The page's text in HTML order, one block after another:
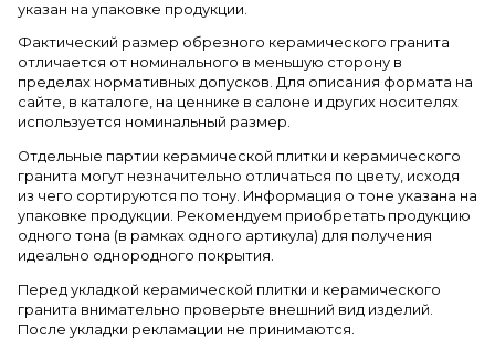
указан на упаковке продукции.
Фактический размер обрезного керамического гранита
отличается от номинального в меньшую сторону в
пределах нормативных допусков. Для описания формата на
сайте, в каталоге, на ценнике в салоне и других носителях
используется номинальный размер.
Отдельные партии керамической плитки и керамического
гранита могут незначительно отличаться по цвету, исходя
из чего сортируются по тону. Информация о тоне указана на
упаковке продукции. Рекомендуем приобретать продукцию
одного тона (в рамках одного артикула) для получения
идеально однородного покрытия.
Перед укладкой керамической плитки и керамического
гранита внимательно проверьте внешний вид изделий.
После укладки рекламации не принимаются.